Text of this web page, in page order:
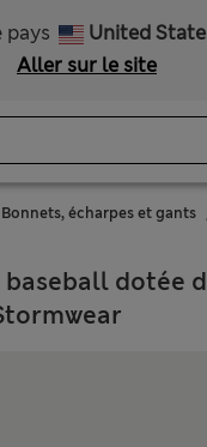
pays
United
Aller sur le site
Bonnets, écharpes et gants
dotée